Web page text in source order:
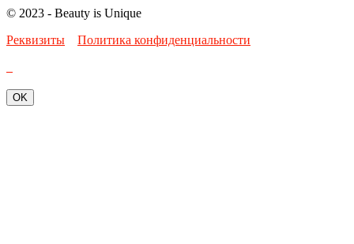
© 2023 - Beauty is Unique
Реквизиты
Политика конфиденциальности
OK